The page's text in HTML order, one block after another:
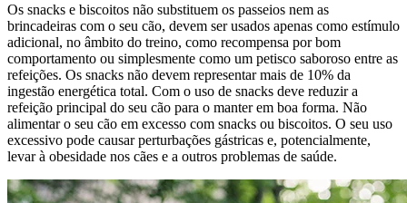
Os snacks e biscoitos não substituem os passeios nem as
brincadeiras com o seu cão, devem ser usados apenas como estímulo
adicional, no âmbito do treino, como recompensa por bom
comportamento ou simplesmente como um petisco saboroso entre as
refeições. Os snacks não devem representar mais de 10% da
ingestão energética total. Com o uso de snacks deve reduzir a
refeição principal do seu cão para o manter em boa forma. Não
alimentar o seu cão em excesso com snacks ou biscoitos. O seu uso
excessivo pode causar perturbações gástricas e, potencialmente,
levar à obesidade nos cães e a outros problemas de saúde.